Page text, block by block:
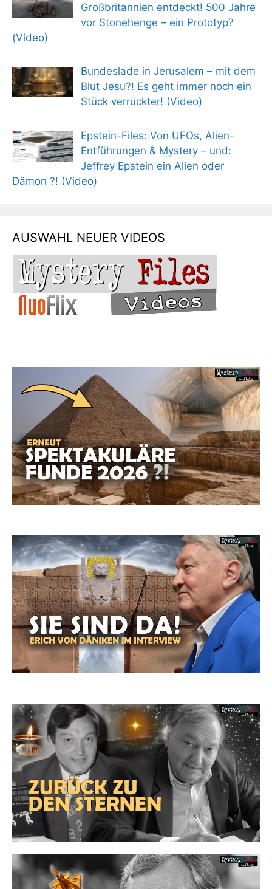
Großbritannien entdeckt! 500 Jahre
vor Stonehenge – ein Prototyp?
(Video)
Bundeslade in Jerusalem – mit dem
Blut Jesu?! Es geht immer noch ein
Stück verrückter! (Video)
Epstein-Files: Von UFOs, Alien-
Entführungen & Mystery – und:
Jeffrey Epstein ein Alien oder
Dämon ?! (Video)
AUSWAHL NEUER VIDEOS